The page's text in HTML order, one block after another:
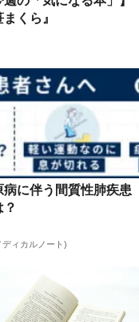
まくら』
病に伴う間質性肺疾患
？
ディカルノート)